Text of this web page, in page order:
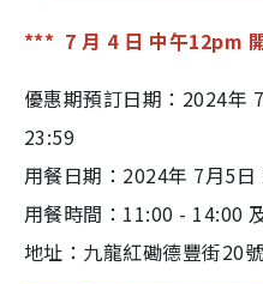
*** 7 月 4 日 中午12pm
優惠期預訂日期：2024年
23:59
用餐日期：2024年 7月5日
用餐時間：11:00 - 14:00
地址：九龍紅磡德豐街20